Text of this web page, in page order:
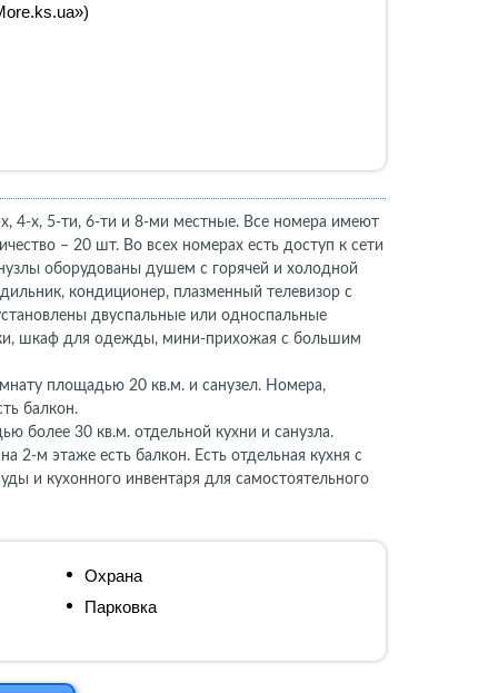
4-х, 5-ти, 6-ти и 8-ми местные. Все номера имеют
– 20 шт. Во всех номерах есть доступ к сети
оборудованы душем с горячей и холодной
кондиционер, плазменный телевизор с
двуспальные или односпальные
шкаф для одежды, мини-прихожая с большим
площадью 20 кв.м. и санузел. Номера,
балкон.
более 30 кв.м. отдельной кухни и санузла.
м этаже есть балкон. Есть отдельная кухня с
и кухонного инвентаря для самостоятельного
Охрана
Парковка